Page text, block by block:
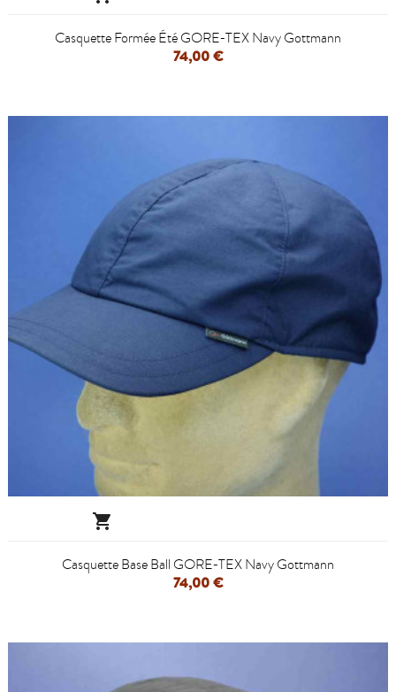
Casquette Formée Été GORE-TEX Navy Gottmann
74,00 €

Casquette Base Ball GORE-TEX Navy Gottmann
74,00 €